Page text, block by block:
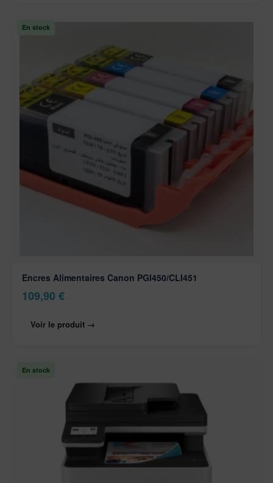
En stock
Encres Alimentaires Canon PGI450/CLI451
109,90 €
Voir le produit →
En stock